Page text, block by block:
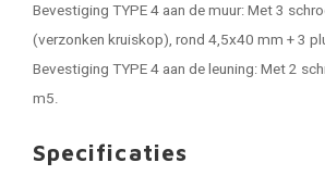
Bevestiging TYPE 4 aan de muur: Met 3
(verzonken kruiskop), rond 4,5x40 mm + 3
Bevestiging TYPE 4 aan de leuning: Met 2
m5.
Specificaties